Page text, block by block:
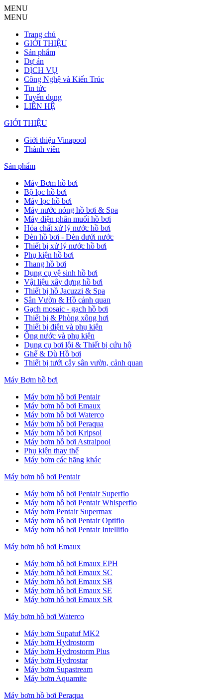
MENU
MENU
Trang chủ
GIỚI THIỆU
Sản phẩm
Dự án
DỊCH VỤ
Công Nghệ và Kiến Trúc
Tin tức
Tuyển dụng
LIÊN HỆ
GIỚI THIỆU
Giới thiệu Vinapool
Thành viên
Sản phẩm
Máy Bơm hồ bơi
Bộ lọc hồ bơi
Máy lọc hồ bơi
Máy nước nóng hồ bơi & Spa
Máy điện phân muối hồ bơi
Hóa chất xử lý nước hồ bơi
Đèn hồ bơi - Đèn dưới nước
Thiết bị xử lý nước hồ bơi
Phụ kiện hồ bơi
Thang hồ bơi
Dụng cụ vệ sinh hồ bơi
Vật liệu xây dựng hồ bơi
Thiết bị hồ Jacuzzi & Spa
Sân Vườn & Hồ cảnh quan
Gạch mosaic - gạch hồ bơi
Thiết bị & Phòng xông hơi
Thiết bị điện và phụ kiện
Ống nước và phụ kiện
Dụng cụ bơi lội & Thiết bị cứu hộ
Ghế & Dù Hồ bơi
Thiết bị tưới cây sân vườn, cảnh quan
Máy Bơm hồ bơi
Máy bơm hồ bơi Pentair
Máy bơm hồ bơi Emaux
Máy bơm hồ bơi Waterco
Máy bơm hồ bơi Peraqua
Máy bơm hồ bơi Kripsol
Máy bơm hồ bơi Astralpool
Phụ kiện thay thế
Máy bơm các hãng khác
Máy bơm hồ bơi Pentair
Máy bơm hồ bơi Pentair Superflo
Máy bơm hồ bơi Pentair Whisperflo
Máy bơm Pentair Supermax
Máy bơm hồ bơi Pentair Optiflo
Máy bơm hồ bơi Pentair Intelliflo
Máy bơm hồ bơi Emaux
Máy bơm hồ bơi Emaux EPH
Máy bơm hồ bơi Emaux SC
Máy bơm hồ bơi Emaux SB
Máy bơm hồ bơi Emaux SE
Máy bơm hồ bơi Emaux SR
Máy bơm hồ bơi Waterco
Máy bơm Supatuf MK2
Máy bơm Hydrostorm
Máy bơm Hydrostorm Plus
Máy bơm Hydrostar
Máy bơm Supastream
Máy bơm Aquamite
Máy bơm hồ bơi Peraqua